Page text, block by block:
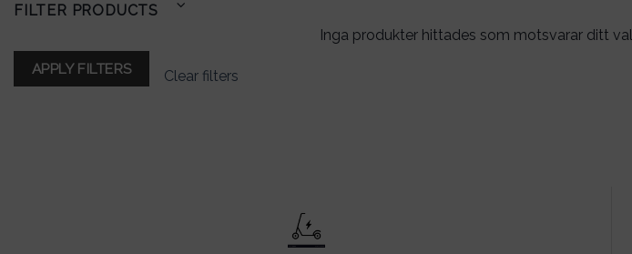
FILTER PRODUCTS
APPLY FILTERS Clear filters
Inga produkter hittades som motsvarar ditt